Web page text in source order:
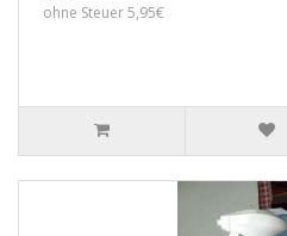
ohne Steuer 5,95€